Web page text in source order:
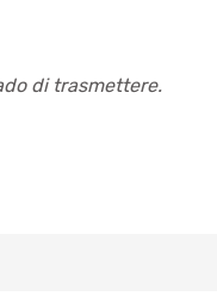
di trasmettere.